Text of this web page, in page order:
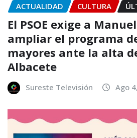
ACTUALIDAD CULTURA
El PSOE exige a
ampliar el programa
mayores ante la alta
Albacete
Sureste Televisión Ago